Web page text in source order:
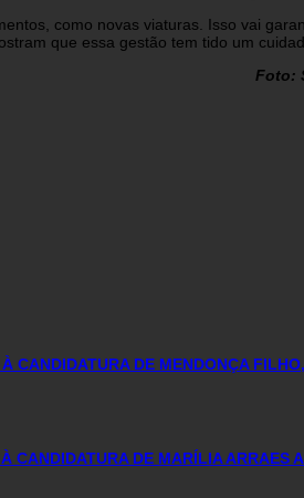
como novas viaturas. Isso vai
que essa gestão tem tido um
Foto:
CANDIDATURA DE MENDONÇA
CANDIDATURA DE MARÍLIA ARRAES